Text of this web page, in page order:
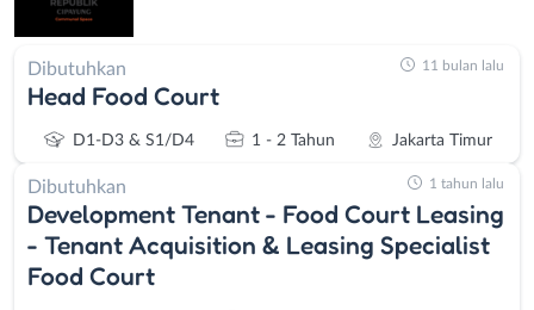
Dibutuhkan
Head Food Court
D1-D3 & S1/D4 1 - 2 Tahun Jakarta Timur
11 bulan lalu
Dibutuhkan
Development Tenant - Food Court Leasing
- Tenant Acquisition & Leasing Specialist
Food Court
1 tahun lalu